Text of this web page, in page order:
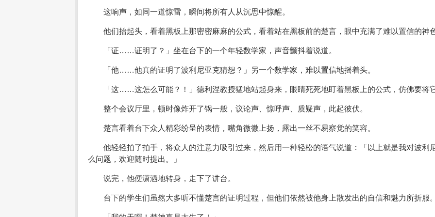
这响声，如同一道惊雷，瞬间将所有人从沉思中惊醒。
他们抬起头，看着黑板上那密密麻麻的公式，看着站在黑板前的楚言，眼中充满了难以置信的神
「证……证明了？」坐在台下的一个年轻数学家，声音颤抖着说道。
「他……他真的证明了波利尼亚克猜想？」另一个数学家，难以置信地摇着头。
「这……这怎么可能？！」德利涅教授猛地站起身来，眼睛死死地盯着黑板上的公式，仿佛要将
整个会议厅里，顿时像炸开了锅一般，议论声、惊呼声、质疑声，此起彼伏。
楚言看着台下众人精彩纷呈的表情，嘴角微微上扬，露出一丝不易察觉的笑容。
他轻轻拍了拍手，将众人的注意力吸引过来，然后用一种轻松的语气说道：「以上就是我对波利
么问题，欢迎随时提出。」
说完，他便潇洒地转身，走下了讲台。
台下的学生们虽然大多听不懂楚言的证明过程，但他们依然被他身上散发出的自信和魅力所折服